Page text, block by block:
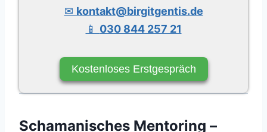
✉ kontakt@birgitgentis.de
📱 030 844 257 21
Kostenloses Erstgespräch
Schamanisches Mentoring –